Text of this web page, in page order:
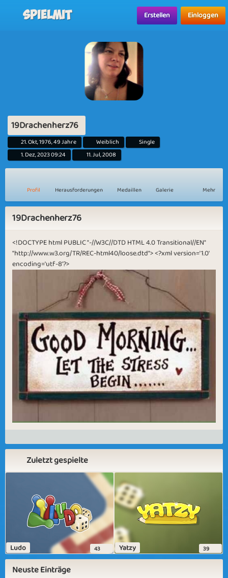
Spielmit Erstellen Einloggen
19Drachenherz76
21. Okt, 1976, 49 Jahre Weiblich
Single
1. Dez, 2023 09:24
11. Jul, 2008
Profil Herausforderungen Medaillen Galerie Mehr
19Drachenherz76
<!DOCTYPE html PUBLIC "-//W3C//DTD HTML 4.0 Transitional//EN"
"http://www.w3.org/TR/REC-html40/loose.dtd"> <?xml version='1.0'
encoding='utf-8'?>
Zuletzt gespielte
Ludo 43 Yatzy 39
Neuste Einträge